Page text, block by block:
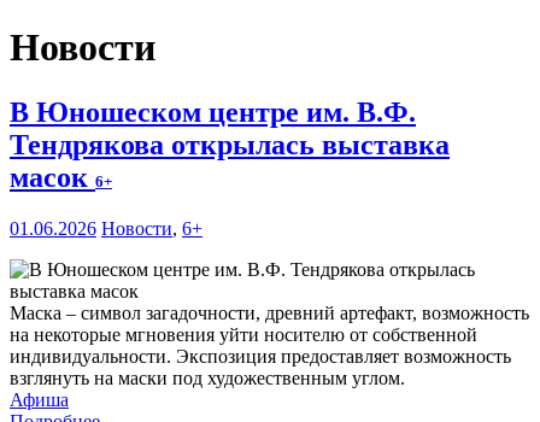
Новости
В Юношеском центре им. В.Ф.
Тендрякова открылась выставка
масок 6+
01.06.2026 Новости, 6+
Маска – символ загадочности, древний артефакт, возможность
на некоторые мгновения уйти носителю от собственной
индивидуальности. Экспозиция предоставляет возможность
взглянуть на маски под художественным углом.
Афиша